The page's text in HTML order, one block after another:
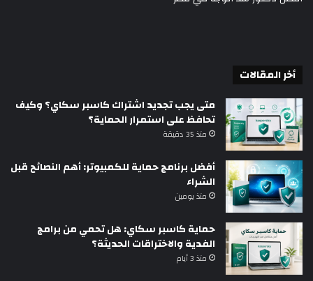
أخر المقالات
متى يجب تجديد اشتراك كاسبر سكاي؟ وكيف
تحافظ على استمرار الحماية؟
منذ 35 دقيقة
أفضل برنامج حماية للكمبيوتر: أهم النصائح قبل
الشراء
منذ يومين
حماية كاسبر سكاي: هل تحمي من برامج
الفدية والاختراقات الحديثة؟
منذ 3 أيام